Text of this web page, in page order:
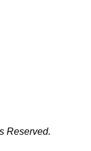
Reserved.